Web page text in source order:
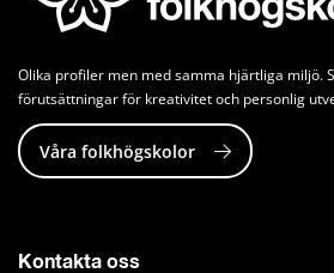
Olika profiler men med samma hjärtliga miljö.
förutsättningar för kreativitet och personlig
Våra folkhögskolor
Kontakta oss